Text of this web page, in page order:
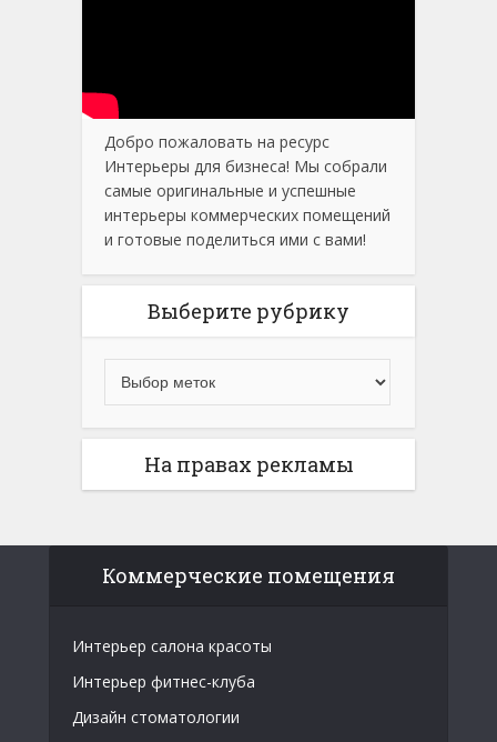
Добро пожаловать на ресурс
Интерьеры для бизнеса! Мы собрали
самые оригинальные и успешные
интерьеры коммерческих помещений
и готовые поделиться ими с вами!
Выберите рубрику
На правах рекламы
Коммерческие помещения
Интерьер салона красоты
Интерьер фитнес-клуба
Дизайн стоматологии